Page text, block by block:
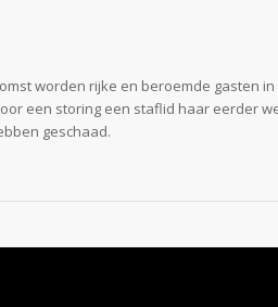
worden rijke en beroemde gasten
een storing een staflid haar eerder
geschaad.